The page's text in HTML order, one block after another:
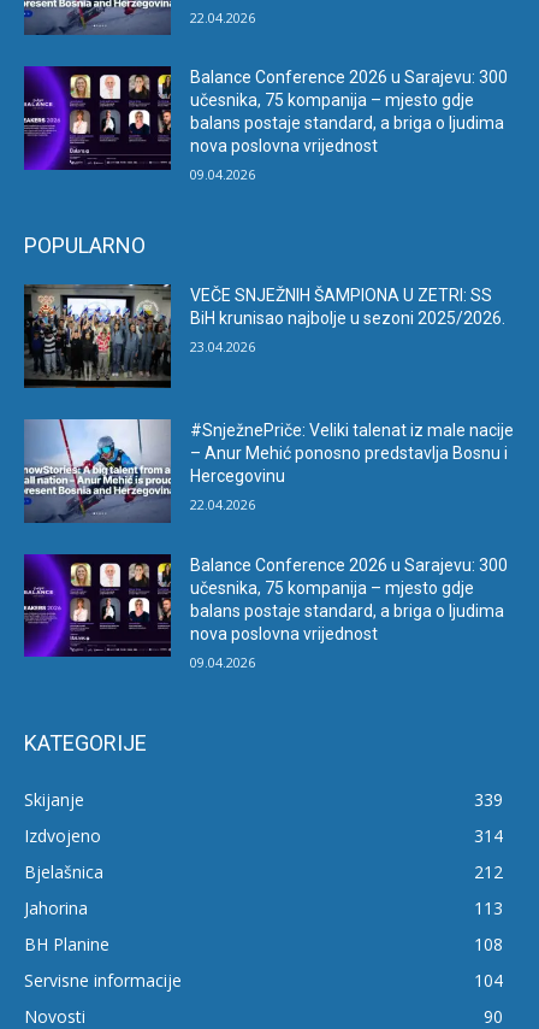
22.04.2026
Balance Conference 2026 u Sarajevu: 300
učesnika, 75 kompanija – mjesto gdje
balans postaje standard, a briga o ljudima
nova poslovna vrijednost
09.04.2026
POPULARNO
VEČE SNJEŽNIH ŠAMPIONA U ZETRI: SS
BiH krunisao najbolje u sezoni 2025/2026.
23.04.2026
#SnježnePriče: Veliki talenat iz male nacije
– Anur Mehić ponosno predstavlja Bosnu i
Hercegovinu
22.04.2026
Balance Conference 2026 u Sarajevu: 300
učesnika, 75 kompanija – mjesto gdje
balans postaje standard, a briga o ljudima
nova poslovna vrijednost
09.04.2026
KATEGORIJE
Skijanje
339
Izdvojeno
314
Bjelašnica
212
Jahorina
113
BH Planine
108
Servisne informacije
104
Novosti
90